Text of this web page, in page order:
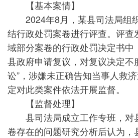
【基本案情】
2024年8月，某县司法局组
结行政处罚案卷进行评查。评查
域部分案卷的行政处罚决定书中
县政府申请复议，对复议决定不
讼”，涉嫌未正确告知当事人救
定对此类案件依法开展监督。
【监督处理】
县司法局成立工作专班，对
卷存在的问题研究分析后认为，